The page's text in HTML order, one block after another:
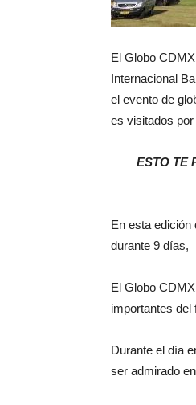
El Globo
Internacional
el evento de
es visitados
ESTO TE
En esta edición
durante 9 días,
El Globo
importantes del
Durante el día
ser admirado